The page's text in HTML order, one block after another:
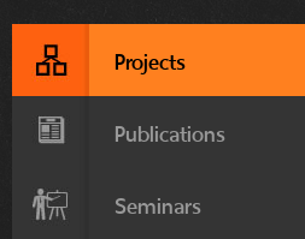
Projects
Publications
Seminars